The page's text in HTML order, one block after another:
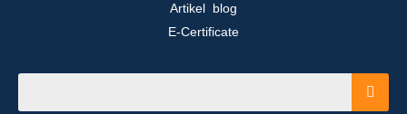
Artikel blog
E-Certificate